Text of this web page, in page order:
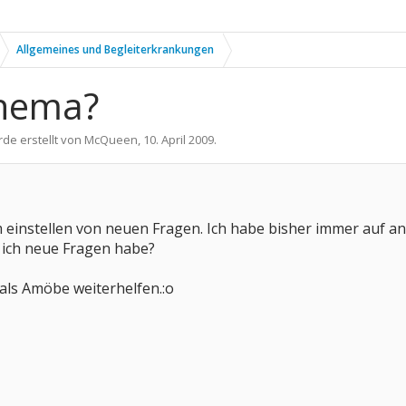
Allgemeines und Begleiterkrankungen
erstellt von McQueen, 10. April 2009.
einstellen von neuen Fragen. Ich habe bisher immer auf
neue Fragen habe?
Amöbe weiterhelfen.:o